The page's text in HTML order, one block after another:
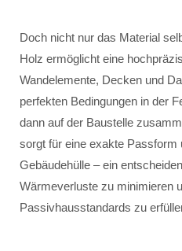
Doch nicht nur das Material
Holz ermöglicht eine
Wandelemente, Decken und
perfekten Bedingungen in der
dann auf der Baustelle
sorgt für eine exakte Passform
Gebäudehülle – ein
Wärmeverluste zu minimieren
Passivhausstandards zu